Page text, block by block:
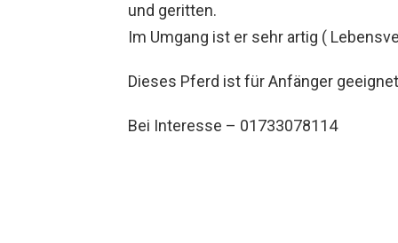
und geritten.
Im Umgang ist er sehr artig (
Dieses Pferd ist für Anfänger
Bei Interesse – 01733078114